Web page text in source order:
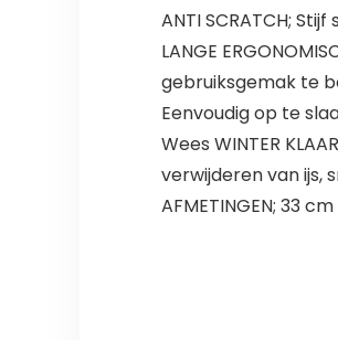
ANTI SCRATCH;
LANGE
gebruiksgemak te
Eenvoudig op te
Wees WINTER
verwijderen van ijs,
AFMETINGEN; 33